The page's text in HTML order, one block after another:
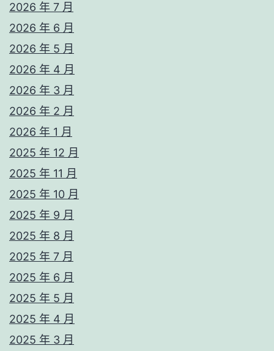
2026 年 7 月
2026 年 6 月
2026 年 5 月
2026 年 4 月
2026 年 3 月
2026 年 2 月
2026 年 1 月
2025 年 12 月
2025 年 11 月
2025 年 10 月
2025 年 9 月
2025 年 8 月
2025 年 7 月
2025 年 6 月
2025 年 5 月
2025 年 4 月
2025 年 3 月